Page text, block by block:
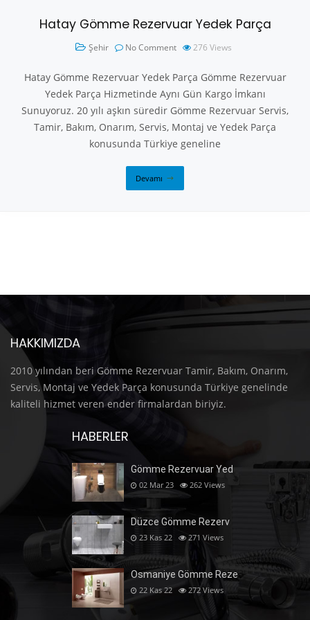
Hatay Gömme Rezervuar Yedek Parça
Şehir No Comment 276 Views
Hatay Gömme Rezervuar Yedek Parça Gömme Rezervuar
Yedek Parça Hizmetinde Aynı Gün Kargo İmkanı
Sunuyoruz. 20 yılı aşkın süredir Gömme Rezervuar Servis,
Tamir, Bakım, Onarım, Servis, Montaj ve Yedek Parça
konusunda Türkiye geneline
Devamı
HAKKIMIZDA
2010 yılından beri Gömme Rezervuar Tamir, Bakım, Onarım,
Servis, Montaj ve Yedek Parça konusunda Türkiye genelinde
kaliteli hizmet veren ender firmalardan biriyiz.
HABERLER
Gömme Rezervuar Yed
02 Mar 23 262 Views
Düzce Gömme Rezerv
23 Kas 22 271 Views
Osmaniye Gömme Reze
22 Kas 22 272 Views